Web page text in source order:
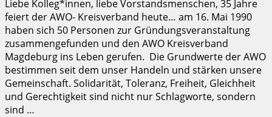
Liebe Kolleg*innen, liebe Vorstandsmenschen, 35 Jahre
feiert der AWO- Kreisverband heute… am 16. Mai 1990
haben sich 50 Personen zur Gründungsveranstaltung
zusammengefunden und den AWO Kreisverband
Magdeburg ins Leben gerufen. Die Grundwerte der AWO
bestimmen seit dem unser Handeln und stärken unsere
Gemeinschaft. Solidarität, Toleranz, Freiheit, Gleichheit
und Gerechtigkeit sind nicht nur Schlagworte, sondern
sind …